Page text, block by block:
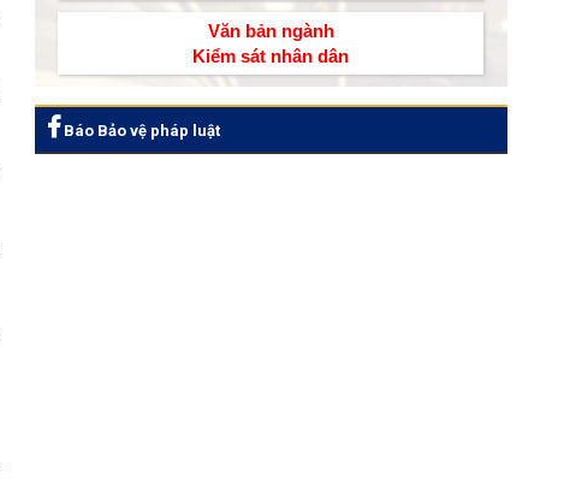
Văn bản ngành
Kiểm sát nhân dân
Báo Bảo vệ pháp luật